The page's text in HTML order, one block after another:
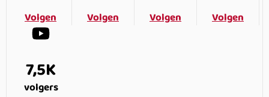
Volgen
Volgen
Volgen
Volgen
7,5K
volgers